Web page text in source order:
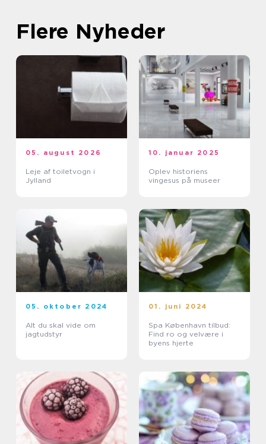
Flere Nyheder
05. august 2026
Leje af toiletvogn i
Jylland
10. januar 2025
Oplev historiens
vingesus på museer
05. oktober 2024
Alt du skal vide om
jagtudstyr
01. juni 2024
Spa København tilbud:
Find ro og velvære i
byens hjerte